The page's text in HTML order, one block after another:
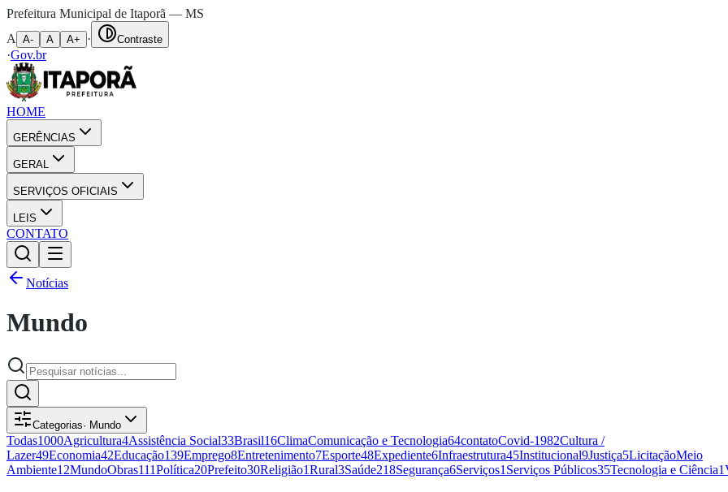
Prefeitura Municipal de Itaporã — MS
A
A- A A+ · Contraste
·Gov.br
HOME
GERÊNCIAS
GERAL
SERVIÇOS OFICIAIS
LEIS
CONTATO
Notícias
Mundo
Categorias· Mundo
Todas1000Agricultura4Assistência Social33Brasil16ClimaComunicação e Tecnologia64contatoCovid-1982Cultura /
Lazer49Economia42Educação139Emprego8Entretenimento7Esporte48Expediente6Infraestrutura45Institucional9Justiça5LicitaçãoMeio
Ambiente12MundoObras111Política20Prefeito30Religião1Rural3Saúde218Segurança6Serviços1 Serviços Públicos35Tecnologia e Ciência1